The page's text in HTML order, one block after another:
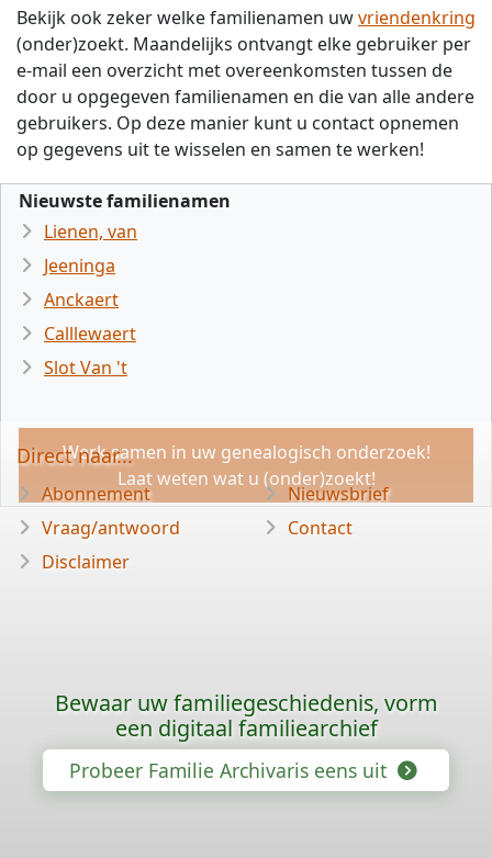
Bekijk ook zeker welke familienamen uwvriendenkring
(onder)zoekt. Maandelijks ontvangt elke gebruiker per
e-mail een overzicht met overeenkomsten tussen de
door u opgegeven familienamen en die van alle andere
gebruikers. Op deze manier kunt u contact opnemen
op gegevens uit te wisselen en samen te werken!
Nieuwste familienamen
Lienen, van
Jeeninga
Anckaert
Calllewaert
Slot Van 't
Werk samen in uw genealogisch onderzoek!
Laat weten wat u (onder)zoekt!
Direct naar...
Abonnement
Vraag/antwoord
Disclaimer
Nieuwsbrief
Contact
Bewaar uw familiegeschiedenis, vorm
een digitaal familiearchief
Probeer Familie Archivaris eens uit